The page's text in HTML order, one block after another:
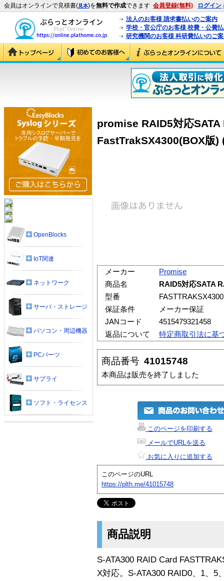
会員はオンラインで見積書(見本)を無料で作成できます 会員登録(無料) ログイン
法人のお客様 請求書払いのご案内
学校・官公庁のお客様 校費・公費
研究機関のお客様 科研費払いのご
promise RAID5対応SATA
FastTrakSX4300(BOX版)
メーカー
Promise
商品名
RAID5対応SATA
型番
FASTTRAKSX4300
保証条件
メーカー保証
JANコード
4515479321458
返品について
特定商取引法に基
商品番号 41015748
本商品は販売を終了しました
このページを印刷する
メールでURLを送る
お気に入りに追加する
このページのURL
https://plth.me/41015748
商品説明
S-ATA300 RAID Card
X対応。S-ATA300 RAID0、1、5
OpenBlocks
IoT関連
ネットワーク
サーバ・ストレージ
パソコン・周辺機器
PCパーツ
サプライ
ソフト・ライセンス